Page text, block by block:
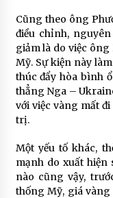
Cũng theo ông
điều chỉnh,
giảm là do việc
Mỹ. Sự kiện này
thúc đẩy hòa bình
thẳng Nga –
với việc vàng mất
trị.
Một yếu tố khác,
mạnh do xuất hiện
nào cũng vậy,
thống Mỹ, giá